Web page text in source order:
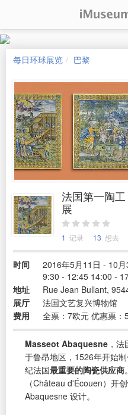
每日环球展览 巴黎
法国第一陶
展
1 记录 13 想去
时间
2016年5月11日 - 10月
9:30 - 12:45 14:00 -
地址
Rue Jean Bullant,
展厅
法国文艺复兴博物馆
费用
全票：7欧元 优惠票：
Masseot Abaquesne ，
于鲁昂地区，1526年开始
纪法国最重要的陶瓷供应商
（Château d'Écouen）开
Abaquesne 设计。